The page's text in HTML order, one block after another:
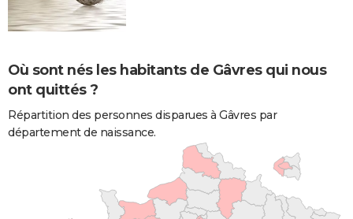
Où sont nés les habitants de Gâvres qui nous
ont quittés ?
Répartition des personnes disparues à Gâvres par
département de naissance.